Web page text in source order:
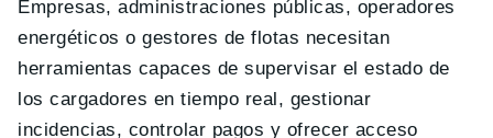
Empresas, administraciones públicas, operadores
energéticos o gestores de flotas necesitan
herramientas capaces de supervisar el estado de
los cargadores en tiempo real, gestionar
incidencias, controlar pagos y ofrecer acceso